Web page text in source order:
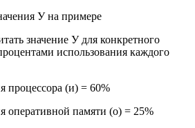
У на примере
значение У для конкретного
использования каждого
процессора (и) = 60%
оперативной памяти (о) = 25%